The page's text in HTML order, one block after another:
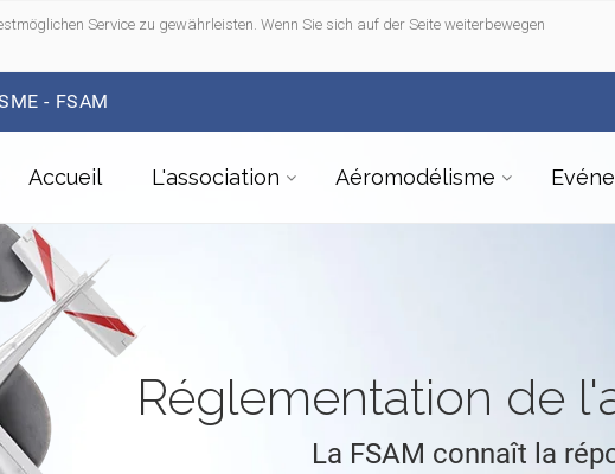
Service zu gewährleisten. Wenn Sie sich auf der Seite weiterbewegen
- FSAM
Accueil L'association Aéromodélisme
Réglementation de
La FSAM connaît la